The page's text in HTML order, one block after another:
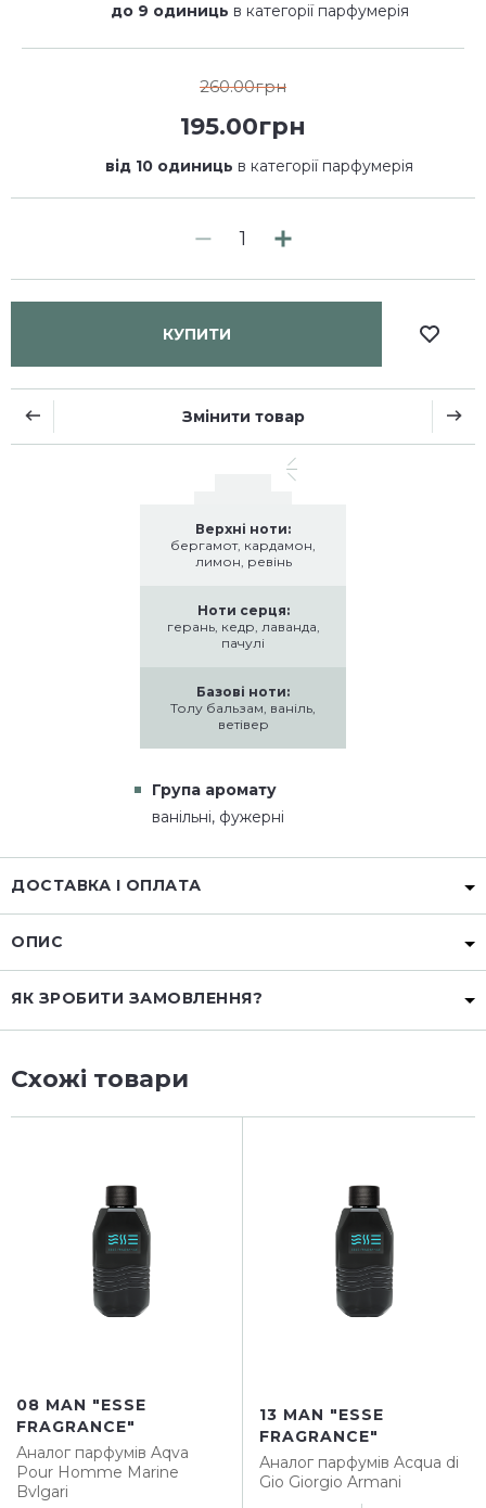
до 9 одиниць в категорії парфумерія
260.00грн
195.00грн
від 10 одиниць в категорії парфумерія
КУПИТИ
Змінити товар
Верхні ноти:
бергамот, кардамон,
лимон, ревінь
Ноти серця:
герань, кедр, лаванда,
пачулі
Базові ноти:
Толу бальзам, ваніль,
ветівер
Група аромату
ванільні, фужерні
ДОСТАВКА І ОПЛАТА
ОПИС
ЯК ЗРОБИТИ ЗАМОВЛЕННЯ?
Схожі товари
08 MAN "ESSE
FRAGRANCE"
Аналог парфумів Aqva
Pour Homme Marine
Bvlgari
13 MAN "ESSE
FRAGRANCE"
Аналог парфумів Acqua di
Gio Giorgio Armani